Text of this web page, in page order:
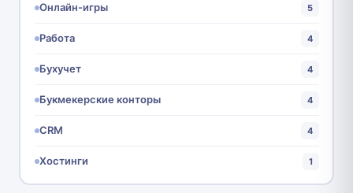
Онлайн-игры 5
Работа 4
Бухучет 4
Букмекерские конторы 4
CRM 4
Хостинги 1